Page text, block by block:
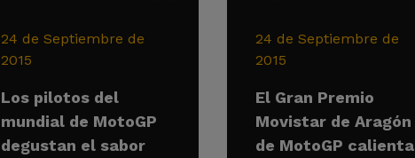
24 de Septiembre de
2015
Los pilotos del
mundial de MotoGP
degustan el sabor
24 de Septiembre de
2015
El Gran Premio
Movistar de Aragón
de MotoGP calienta